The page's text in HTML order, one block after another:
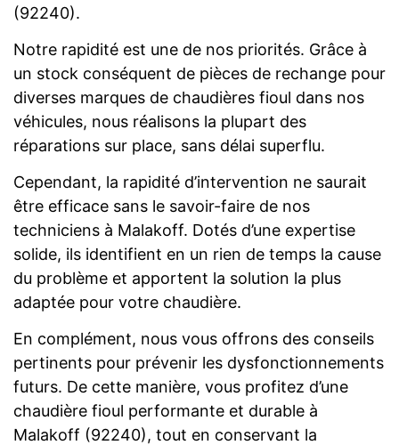
(92240).
Notre rapidité est une de nos priorités. Grâce à
un stock conséquent de pièces de rechange pour
diverses marques de chaudières fioul dans nos
véhicules, nous réalisons la plupart des
réparations sur place, sans délai superflu.
Cependant, la rapidité d’intervention ne saurait
être efficace sans le savoir-faire de nos
techniciens à Malakoff. Dotés d’une expertise
solide, ils identifient en un rien de temps la cause
du problème et apportent la solution la plus
adaptée pour votre chaudière.
En complément, nous vous offrons des conseils
pertinents pour prévenir les dysfonctionnements
futurs. De cette manière, vous profitez d’une
chaudière fioul performante et durable à
Malakoff (92240), tout en conservant la